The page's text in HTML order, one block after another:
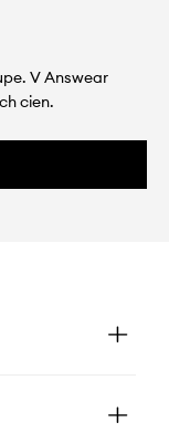
V Answear
cien.